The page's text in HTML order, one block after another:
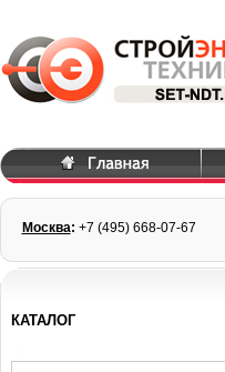
Москва: +7 (495) 668-07-67
КАТАЛОГ